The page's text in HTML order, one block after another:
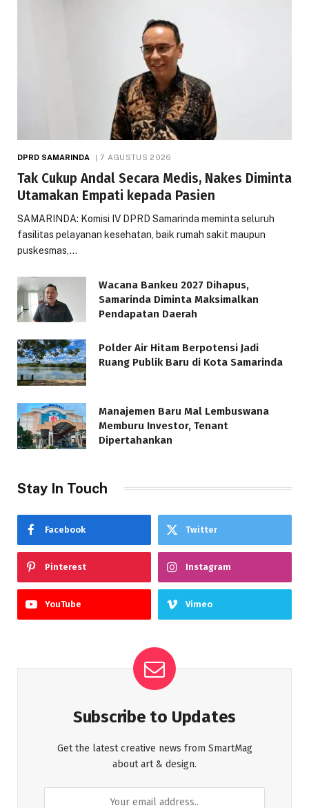
DPRD SAMARINDA 7 AGUSTUS 2026
Tak Cukup Andal Secara Medis, Nakes Diminta
Utamakan Empati kepada Pasien
SAMARINDA: Komisi IV DPRD Samarinda meminta seluruh
fasilitas pelayanan kesehatan, baik rumah sakit maupun
puskesmas,…
Wacana Bankeu 2027 Dihapus,
Samarinda Diminta Maksimalkan
Pendapatan Daerah
Polder Air Hitam Berpotensi Jadi
Ruang Publik Baru di Kota Samarinda
Manajemen Baru Mal Lembuswana
Memburu Investor, Tenant
Dipertahankan
Stay In Touch
Facebook Twitter
Pinterest Instagram
YouTube Vimeo
Subscribe to Updates
Get the latest creative news from SmartMag
about art & design.